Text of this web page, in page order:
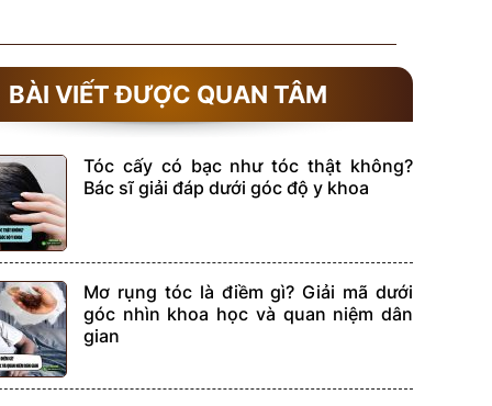
BÀI VIẾT ĐƯỢC QUAN TÂM
Tóc cấy có bạc như tóc thật không?
Bác sĩ giải đáp dưới góc độ y khoa
Mơ rụng tóc là điềm gì? Giải mã dưới
góc nhìn khoa học và quan niệm dân
gian